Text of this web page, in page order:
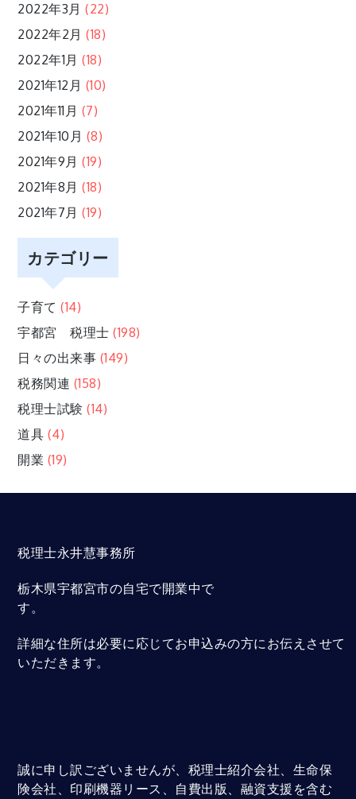
2022年3月 (22)
2022年2月 (18)
2022年1月 (18)
2021年12月 (10)
2021年11月 (7)
2021年10月 (8)
2021年9月 (19)
2021年8月 (18)
2021年7月 (19)
カテゴリー
子育て (14)
宇都宮 税理士 (198)
日々の出来事 (149)
税務関連 (158)
税理士試験 (14)
道具 (4)
開業 (19)
税理士永井慧事務所
栃木県宇都宮市の自宅で開業中で
す。
詳細な住所は必要に応じてお申込みの方にお伝えさせて
いただきます。
誠に申し訳ございませんが、税理士紹介会社、生命保
険会社、印刷機器リース、自費出版、融資支援を含む